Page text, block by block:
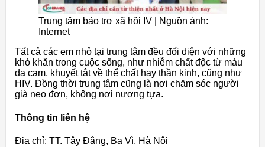
Trung tâm bảo trợ xã hội IV | Nguồn ảnh:
Internet
Tất cả các em nhỏ tại trung tâm đều đối diện với những
khó khăn trong cuộc sống, như nhiễm chất độc từ màu
da cam, khuyết tật về thể chất hay thần kinh, cũng như
HIV. Đồng thời trung tâm cũng là nơi chăm sóc người
già neo đơn, không nơi nương tựa.
Thông tin liên hệ
Địa chỉ: TT. Tây Đằng, Ba Vì, Hà Nội